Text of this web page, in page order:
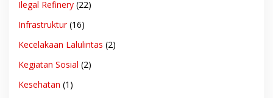
Ilegal Refinery (22)
Infrastruktur(16)
Kecelakaan Lalulintas (2)
Kegiatan Sosial (2)
Kesehatan (1)